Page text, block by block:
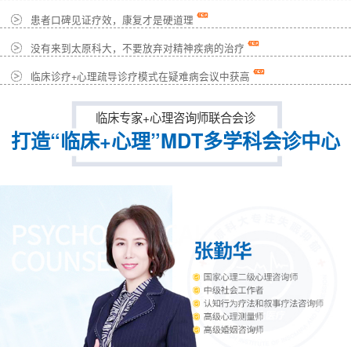
患者口碑见证疗效，康复才是硬道理
没有来到太原科大，不要放弃对精神疾病的治疗
临床诊疗+心理疏导诊疗模式在疑难病会议中获高
临床专家+心理咨询师联合会诊
打造“临床+心理”MDT多学科会诊中心